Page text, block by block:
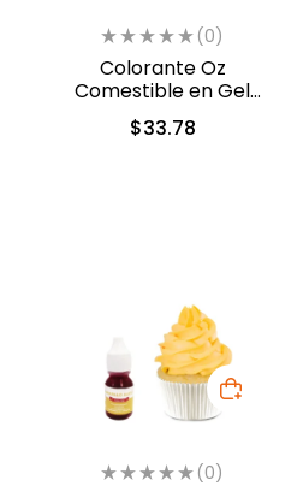
(0)
Colorante Oz
Comestible en Gel
Violeta 60ml (5312)
$33.78
(0)